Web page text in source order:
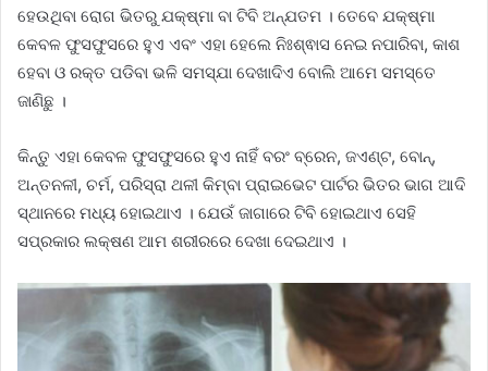
ହେଉଥିବା ରୋଗ ଭିତରୁ ଯକ୍ଷ୍ମା ବା ଟିବି ଅନ୍ଯତମ । ତେବେ ଯକ୍ଷ୍ମା
କେବଳ ଫୁସଫୁସରେ ହୁଏ ଏବଂ ଏହା ହେଲେ ନିଃଶ୍ଵାସ ନେଇ ନପାରିବା, କାଶ
ହେବା ଓ ରକ୍ତ ପଡିବା ଭଳି ସମସ୍ଯା ଦେଖାଦିଏ ବୋଲି ଆମେ ସମସ୍ତେ
ଜାଣିଛୁ ।
କିନ୍ତୁ ଏହା କେବଳ ଫୁସଫୁସରେ ହୁଏ ନାହିଁ ବରଂ ବ୍ରେନ, ଜଏଣ୍ଟ, ବୋନ୍,
ଅନ୍ତନଳୀ, ଚର୍ମ, ପରିସ୍ରା ଥଳୀ କିମ୍ବା ପ୍ରାଇଭେଟ ପାର୍ଟର ଭିତର ଭାଗ ଆଦି
ସ୍ଥାନରେ ମଧ୍ୟ ହୋଇଥାଏ । ଯେଉଁ ଜାଗାରେ ଟିବି ହୋଇଥାଏ ସେହି
ସପ୍ରକାର ଲକ୍ଷଣ ଆମ ଶରୀରରେ ଦେଖା ଦେଇଥାଏ ।